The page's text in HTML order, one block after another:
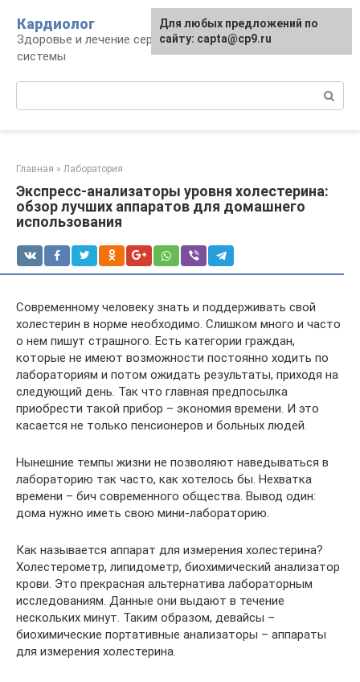
контенту
Кардиолог
Здоровье и лечение сердечно-сосудистой
системы
Главная » Лаборатория
Экспресс-анализаторы уровня холестерина:
обзор лучших аппаратов для домашнего
использования
Современному человеку знать и поддерживать свой
холестерин в норме необходимо. Слишком много и часто
о нем пишут страшного. Есть категории граждан,
которые не имеют возможности постоянно ходить по
лабораториям и потом ожидать результаты, приходя на
следующий день. Так что главная предпосылка
приобрести такой прибор – экономия времени. И это
касается не только пенсионеров и больных людей.
Нынешние темпы жизни не позволяют наведываться в
лабораторию так часто, как хотелось бы. Нехватка
времени – бич современного общества. Вывод один:
дома нужно иметь свою мини-лабораторию.
Как называется аппарат для измерения холестерина?
Холестерометр, липидометр, биохимический анализатор
крови. Это прекрасная альтернатива лабораторным
исследованиям. Данные они выдают в течение
нескольких минут. Таким образом, девайсы –
биохимические портативные анализаторы – аппараты
для измерения холестерина.
Для любых предложений по
сайту: capta@cp9.ru